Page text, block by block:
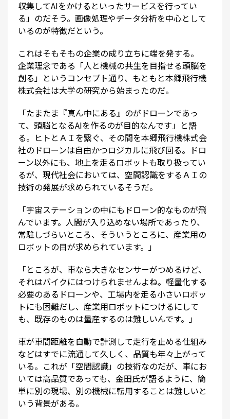
収集してAIをかけるといったサービスを行ってい
る」のだそう。画像処理やデータ分析を中心として
いるのが特徴だという。
これはそもそもの企業の成り立ちに端を発する。
企業理念である「人と機械の共生を目指せる頭脳を
創る」というコンセプト通り、もともと本郷飛行機
株式会社は大学の研究から始まったのだ。
「たまたま『真ん中にある』のがドローンであっ
て、頭脳となるAIを作るのが目的なんです」と語
る。ヒトとＡＩを繋ぐ、その間を本郷飛行機株式会
社のドローンは自由かつロジカルに飛び回る。ドロ
ーン以外にも、地上を走るロボットも取り扱ってい
るが、現代社会においては、空間認識をするＡＩの
技術の発展が求められているそうだ。
「宇宙ステーションの中にもドローン的なものが飛
んでいます。人間が入り込めない場所であったり、
常駐しづらいところ、そういうところに、産業用の
ロボットの目が求められています。」
「ところが、車なら大きなセンサーがつめるけど、
それはバイクにはつけられませんよね。軽量化する
必要のあるドローンや、工場内を走る小さいロボッ
トにも困難だし、産業用ロボットにつけるにして
も、既存のものは量産するのは難しいんです。」
車が車間距離を自動で計測して走行を止める仕組み
などはすでに流通して久しく、品質も年々上がって
いる。これが「空間認識」の技術なのだが、車にお
いては高品質であっても、金田氏が語るように、簡
単に別の現場、別の機械に転用することは難しいと
いう背景がある。